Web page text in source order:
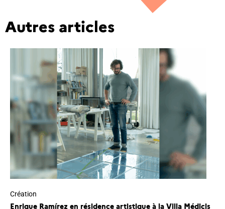
Autres articles
Création
Enrique Ramírez en résidence artistique à la Villa Médicis